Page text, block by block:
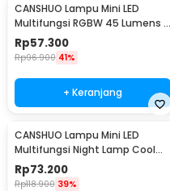
CANSHUO Lampu Mini LED
Multifungsi RGBW 45 Lumens 3
PCS with Remote - YJ-905
Rp57.300
Rp96.900 41%
+ Keranjang
CANSHUO Lampu Mini LED
Multifungsi Night Lamp Cool
White 4.5V 3W 6 PCS - TD001
Rp73.200
Rp118.900 39%